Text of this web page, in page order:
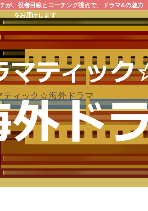
が、役者目線とコーチング視点で、ドラマ&の魅力
をお届けします
ティック☆海外ドラマ